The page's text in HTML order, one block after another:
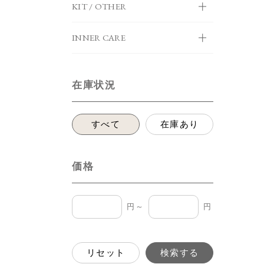
KIT / OTHER
INNER CARE
在庫状況
すべて 在庫あり
価格
円～ 円
リセット 検索する